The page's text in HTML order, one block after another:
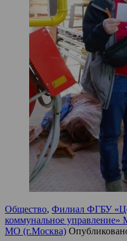
Общество, Филиал ФГБУ
коммунальное
МО (г.Москва)